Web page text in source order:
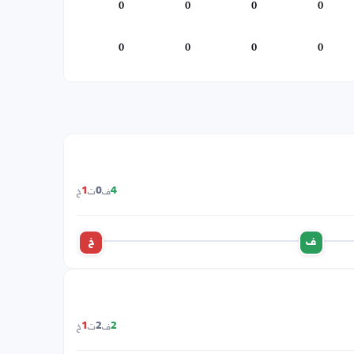
0
0
0
0
0
0
0
0
4ف0ت 1خ
ف خ
2ف2ت 1خ